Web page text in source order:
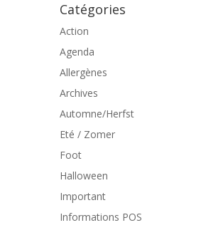
Catégories
Action
Agenda
Allergènes
Archives
Automne/Herfst
Eté / Zomer
Foot
Halloween
Important
Informations POS